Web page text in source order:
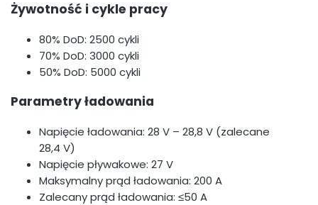
Żywotność i cykle pracy
80% DoD: 2500 cykli
70% DoD: 3000 cykli
50% DoD: 5000 cykli
Parametry ładowania
Napięcie ładowania: 28 V – 28,8 V (zalecane
28,4 V)
Napięcie pływakowe: 27 V
Maksymalny prąd ładowania: 200 A
Zalecany prąd ładowania: ≤50 A